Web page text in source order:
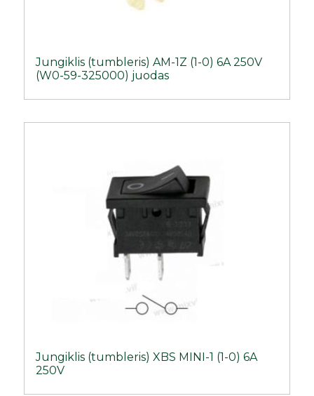
Jungiklis (tumbleris) AM-1Z (1-0) 6A 250V
(W0-59-325000) juodas
Jungiklis (tumbleris) XBS MINI-1 (1-0) 6A
250V